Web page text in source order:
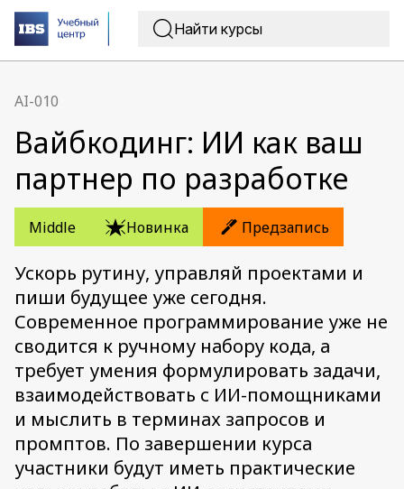
AI-010
Вайбкодинг: ИИ как ваш
партнер по разработке
Middle Новинка Предзапись
Ускорь рутину, управляй проектами и
пиши будущее уже сегодня.
Современное программирование уже не
сводится к ручному набору кода, а
требует умения формулировать задачи,
взаимодействовать с ИИ-помощниками
и мыслить в терминах запросов и
промптов. По завершении курса
участники будут иметь практические